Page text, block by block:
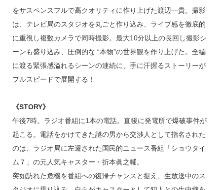
をサスペンスフルで高クオリティに作り上げた渡辺一貴。撮影
は、テレビ局のスタジオを丸ごと作り込み、ライブ感を徹底的
に重視し複数カメラで同時撮影。最大10分以上の長回し撮影シ
ーンも盛り込み、圧倒的な “本物”の世界観を作り上げた。全編
に渡る緊張感溢れるシーンの連続に、手に汗握るストーリーが
フルスピードで展開する！
《STORY》
午後7時。ラジオ番組に1本の電話。直後に発電所で爆破事件が
起こる。電話をかけてきた謎の男から交渉人として指名された
のは、ラジオ局に左遷された国民的ニュース番組「ショウタイ
ム７」の元人気キャスター・折本眞之輔。
突如訪れた危機を番組への復帰チャンスと捉え、生放送中のス